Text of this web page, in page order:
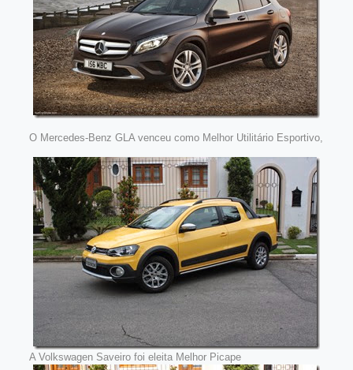
O Mercedes-Benz GLA venceu como Melhor Utilitário Esportivo,
A Volkswagen Saveiro foi eleita Melhor Picape